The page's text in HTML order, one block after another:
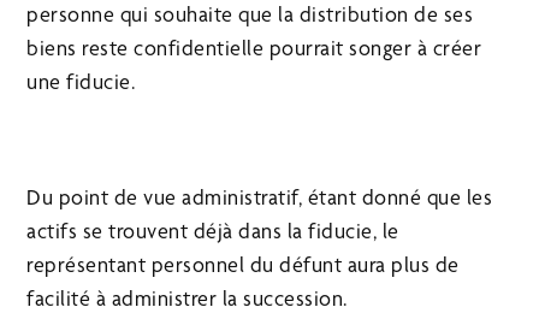
personne qui souhaite que la distribution de ses
biens reste confidentielle pourrait songer à créer
une fiducie.
Du point de vue administratif, étant donné que les
actifs se trouvent déjà dans la fiducie, le
représentant personnel du défunt aura plus de
facilité à administrer la succession.